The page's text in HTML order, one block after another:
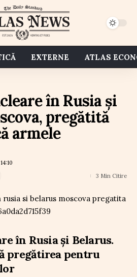
EXTERNE ATLAS
în Rusia și
pregătită
armele
3 Min Citire
în Rusia și Belarus.
pregătirea pentru